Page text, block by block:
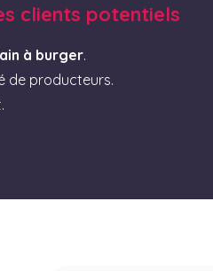
clients potentiels
à burger.
de producteurs.